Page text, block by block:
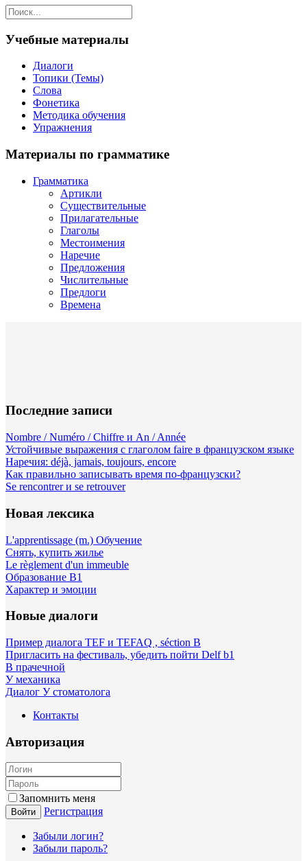
Учебные материалы
Диалоги
Топики (Темы)
Слова
Фонетика
Методика обучения
Упражнения
Материалы по грамматике
Грамматика
Артикли
Существительные
Прилагательные
Глаголы
Местоимения
Наречие
Предложения
Числительные
Предлоги
Времена
Последние записи
Nombre / Numéro / Chiffre и An / Année
Устойчивые выражения с глаголом faire в французском языке
Наречия: déjà, jamais, toujours, encore
Как правильно записывать время по-французски?
Se rencontrer и se retrouver
Новая лексика
L'apprentissage (m.) Обучение
Снять, купить жилье
Le règlement d'un immeuble
Образование B1
Характер и эмоции
Новые диалоги
Пример диалога TEF и TEFAQ , séction B
Пригласить на фестиваль, убедить пойти Delf b1
В прачечной
У механика
Диалог У стоматолога
Контакты
Авторизация
Запомнить меня
Войти Регистрация
Забыли логин?
Забыли пароль?